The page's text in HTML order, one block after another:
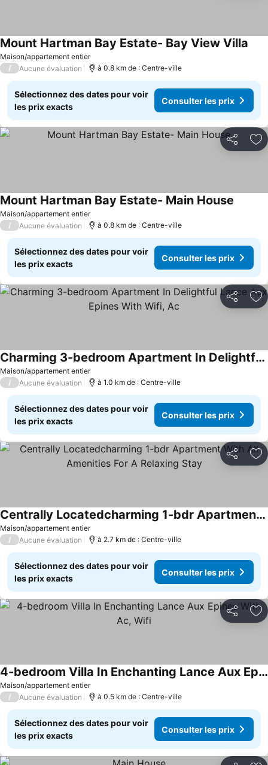
Maison/appartement entier
Mount Hartman Bay Estate- Bay View Villa
/ Aucune évaluation à 0.8 km de : Centre-ville
Sélectionnez des dates pour voir
les prix exacts
Consulter les prix
Partager
Maison/appartement entier
Mount Hartman Bay Estate- Main House
/ Aucune évaluation à 0.8 km de : Centre-ville
Sélectionnez des dates pour voir
les prix exacts
Consulter les prix
Partager
Maison/appartement entier
Charming 3-bedroom Apartment In Delightful Lance Aux Epines With Wifi, Ac
/ Aucune évaluation à 1.0 km de : Centre-ville
Sélectionnez des dates pour voir
les prix exacts
Consulter les prix
Partager
Maison/appartement entier
Centrally Locatedcharming 1-bdr Apartment With All Amenities For A Relaxing Stay
/ Aucune évaluation à 2.7 km de : Centre-ville
Sélectionnez des dates pour voir
les prix exacts
Consulter les prix
Partager
Maison/appartement entier
4-bedroom Villa In Enchanting Lance Aux Epines With Ac, Wifi
/ Aucune évaluation à 0.5 km de : Centre-ville
Sélectionnez des dates pour voir
les prix exacts
Consulter les prix